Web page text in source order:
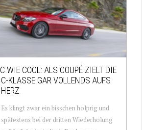
C WIE COOL: ALS COUPÉ ZIELT DIE
C-KLASSE GAR VOLLENDS AUFS
HERZ
Es klingt zwar ein bisschen holprig und
spätestens bei der dritten Wiederholung